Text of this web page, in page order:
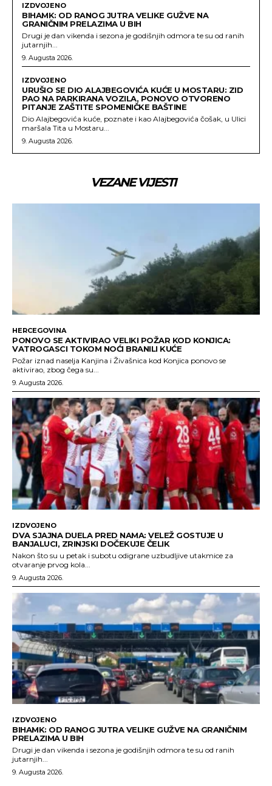
IZDVOJENO
BIHAMK: OD RANOG JUTRA VELIKE GUŽVE NA
GRANIČNIM PRELAZIMA U BIH
Drugi je dan vikenda i sezona je godišnjih odmora te su od ranih
jutarnjih...
9. Augusta 2026.
IZDVOJENO
URUŠIO SE DIO ALAJBEGOVIĆA KUĆE U MOSTARU: ZID
PAO NA PARKIRANA VOZILA, PONOVO OTVORENO
PITANJE ZAŠTITE SPOMENIČKE BAŠTINE
Dio Alajbegovića kuće, poznate i kao Alajbegovića čošak, u Ulici
maršala Tita u Mostaru...
9. Augusta 2026.
VEZANE VIJESTI
HERCEGOVINA
PONOVO SE AKTIVIRAO VELIKI POŽAR KOD KONJICA:
VATROGASCI TOKOM NOĆI BRANILI KUĆE
Požar iznad naselja Kanjina i Živašnica kod Konjica ponovo se
aktivirao, zbog čega su...
9. Augusta 2026.
IZDVOJENO
DVA SJAJNA DUELA PRED NAMA: VELEŽ GOSTUJE U
BANJALUCI, ZRINJSKI DOČEKUJE ČELIK
Nakon što su u petak i subotu odigrane uzbudljive utakmice za
otvaranje prvog kola...
9. Augusta 2026.
IZDVOJENO
BIHAMK: OD RANOG JUTRA VELIKE GUŽVE NA GRANIČNIM
PRELAZIMA U BIH
Drugi je dan vikenda i sezona je godišnjih odmora te su od ranih
jutarnjih...
9. Augusta 2026.